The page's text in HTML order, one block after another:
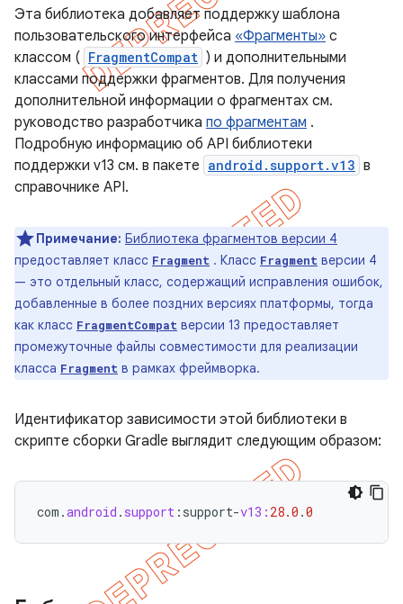
Эта библиотека добавляет поддержку шаблона
пользовательского интерфейса «Фрагменты» с
классом ( FragmentCompat ) и дополнительными
классами поддержки фрагментов. Для получения
дополнительной информации о фрагментах см.
руководство разработчика по фрагментам .
Подробную информацию об API библиотеки
поддержки v13 см. в пакете android.support.v13 в
справочнике API.
Примечание: Библиотека фрагментов версии 4
предоставляет класс Fragment . Класс Fragment версии 4
— это отдельный класс, содержащий исправления ошибок,
добавленные в более поздних версиях платформы, тогда
как класс FragmentCompat версии 13 предоставляет
промежуточные файлы совместимости для реализации
класса Fragment в рамках фреймворка.
Идентификатор зависимости этой библиотеки в
скрипте сборки Gradle выглядит следующим образом:
com .android . support : support-v13: 28.0 .0